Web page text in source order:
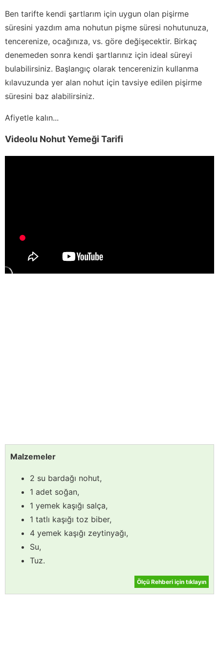
Ben tarifte kendi şartlarım için uygun olan pişirme
süresini yazdım ama nohutun pişme süresi nohutunuza,
tencerenize, ocağınıza, vs. göre değişecektir. Birkaç
denemeden sonra kendi şartlarınız için ideal süreyi
bulabilirsiniz. Başlangıç olarak tencerenizin kullanma
kılavuzunda yer alan nohut için tavsiye edilen pişirme
süresini baz alabilirsiniz.
Afiyetle kalın...
Videolu Nohut Yemeği Tarifi
Malzemeler
2 su bardağı nohut,
1 adet soğan,
1 yemek kaşığı salça,
1 tatlı kaşığı toz biber,
4 yemek kaşığı zeytinyağı,
Su,
Tuz.
Ölçü Rehberi için tıklayın